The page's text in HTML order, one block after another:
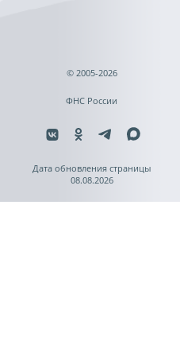
© 2005-2026
ФНС России
Дата обновления страницы
08.08.2026